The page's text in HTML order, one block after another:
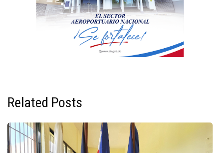
Related Posts